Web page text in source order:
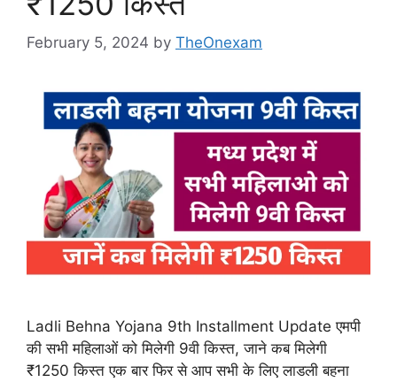
February 5, 2024 by TheOnexam
Ladli Behna Yojana 9th Installment Update एमपी
की सभी महिलाओं को मिलेगी 9वी किस्त, जाने कब मिलेगी
₹1250 किस्त एक बार फिर से आप सभी के लिए लाडली बहना